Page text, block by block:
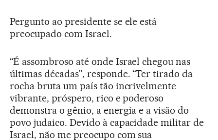
Pergunto ao presidente se ele está
preocupado com Israel.
“É assombroso até onde Israel chegou nas
últimas décadas”, responde. “Ter tirado da
rocha bruta um país tão incrivelmente
vibrante, próspero, rico e poderoso
demonstra o gênio, a energia e a visão do
povo judaico. Devido à capacidade militar de
Israel, não me preocupo com sua